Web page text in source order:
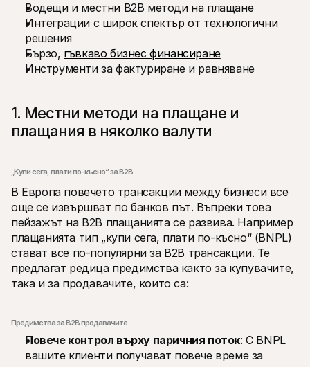
Водещи и местни B2B методи на плащане
Интеграции с широк спектър от технологични
решения
Бързо, гъвкаво бизнес финансиране
Инструменти за фактуриране и равняване
1. Местни методи на плащане и
плащания в няколко валути
„Купи сега, плати по-късно“ за B2B
В Европа повечето трансакции между бизнеси все
още се извършват по банков път. Въпреки това
пейзажът на B2B плащанията се развива. Например
плащанията тип „купи сега, плати по-късно“ (BNPL)
стават все по-популярни за B2B трансакции. Те
предлагат редица предимства както за купувачите,
така и за продавачите, които са:
Предимства за B2B продавачите
Повече контрол върху паричния поток: С BNPL
вашите клиенти получават повече време за